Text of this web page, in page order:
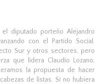
diputado porteño Alejandro
con el Partido Social,
Sur y otros sectores, pero
que lidera Claudio Lozano,
la propuesta de hacer
de listas. Si no hubiera